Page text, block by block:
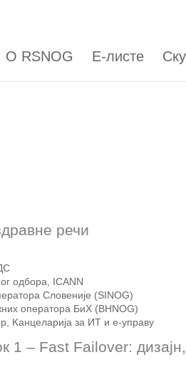
О RSNOG Е-листе
речи
одбора, ICANN
Словеније (SINOG)
оператора БиХ (BHNOG)
Kанцеларија за ИТ и е-управу
1 – Fast Failover: дизајн,